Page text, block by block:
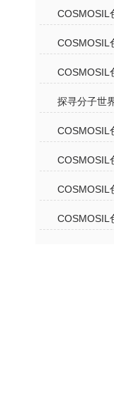
COSMOSIL
COSMOSIL
COSMOSIL
探寻分子世
COSMOSIL
COSMOSIL